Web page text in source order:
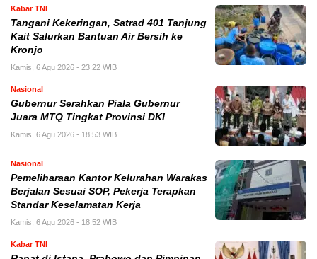
Kabar TNI
Tangani Kekeringan, Satrad 401 Tanjung
Kait Salurkan Bantuan Air Bersih ke
Kronjo
Kamis, 6 Agu 2026 - 23:22 WIB
Nasional
Gubernur Serahkan Piala Gubernur
Juara MTQ Tingkat Provinsi DKI
Kamis, 6 Agu 2026 - 18:53 WIB
Nasional
Pemeliharaan Kantor Kelurahan Warakas
Berjalan Sesuai SOP, Pekerja Terapkan
Standar Keselamatan Kerja
Kamis, 6 Agu 2026 - 18:52 WIB
Kabar TNI